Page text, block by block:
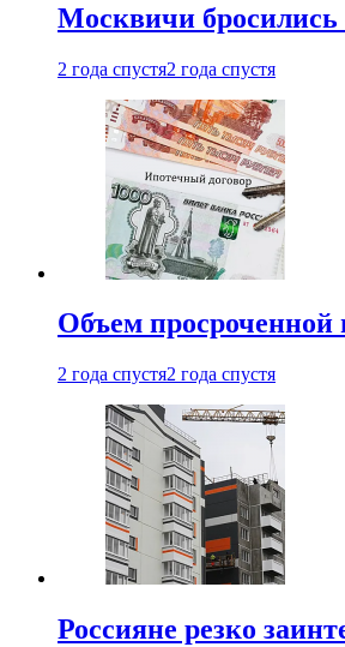
Москвичи
2 года спустя2 года спустя
Объем просроченной
2 года спустя2 года спустя
Россияне резко